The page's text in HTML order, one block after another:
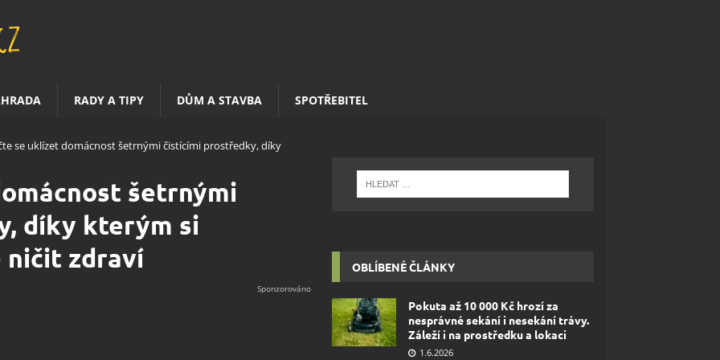
RADY A TIPY DŮM A STAVBA SPOTŘEBITEL
se uklízet domácnost šetrnými čistícími prostředky, díky
šetrnými
díky kterým si
ničit zdraví
OBLÍBENÉ ČLÁNKY
Pokuta až 10 000 Kč hrozí za
nesprávné sekání i nesekání trávy.
Záleží i na prostředku a lokaci
1.6.2026